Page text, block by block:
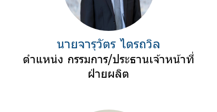
นายจารุวัตร ไตรถวิล
ตำแหน่ง กรรมการ/ประธานเจ้าหน้าที่
ฝ่ายผลิต